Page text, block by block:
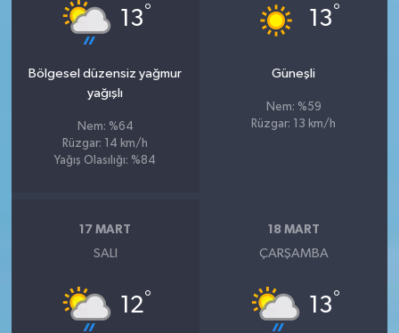
13°
Bölgesel düzensiz yağmur
yağışlı
Nem: %64
Rüzgar: 14 km/h
Yağış Olasılığı: %84
13°
Güneşli
Nem: %59
Rüzgar: 13 km/h
17 MART
SALI
12°
18 MART
ÇARŞAMBA
13°